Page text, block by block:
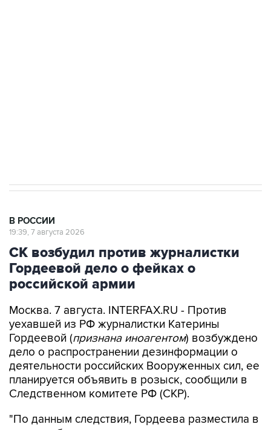
В РОССИИ
19:39, 7 августа 2026
СК возбудил против журналистки
Гордеевой дело о фейках о
российской армии
Москва. 7 августа. INTERFAX.RU - Против
уехавшей из РФ журналистки Катерины
Гордеевой (признана иноагентом) возбуждено
дело о распространении дезинформации о
деятельности российских Вооруженных сил, ее
планируется объявить в розыск, сообщили в
Следственном комитете РФ (СКР).
"По данным следствия, Гордеева разместила в